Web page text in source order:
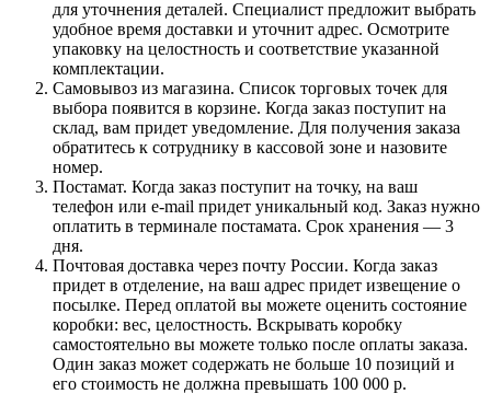
для уточнения деталей. Специалист предложит выбрать
удобное время доставки и уточнит адрес. Осмотрите
упаковку на целостность и соответствие указанной
комплектации.
Самовывоз из магазина. Список торговых точек для
выбора появится в корзине. Когда заказ поступит на
склад, вам придет уведомление. Для получения заказа
обратитесь к сотруднику в кассовой зоне и назовите
номер.
Постамат. Когда заказ поступит на точку, на ваш
телефон или e-mail придет уникальный код. Заказ нужно
оплатить в терминале постамата. Срок хранения — 3
дня.
Почтовая доставка через почту России. Когда заказ
придет в отделение, на ваш адрес придет извещение о
посылке. Перед оплатой вы можете оценить состояние
коробки: вес, целостность. Вскрывать коробку
самостоятельно вы можете только после оплаты заказа.
Один заказ может содержать не больше 10 позиций и
его стоимость не должна превышать 100 000 р.